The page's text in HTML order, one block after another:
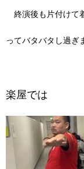
終演後も片付けて
ってバタバタし過ぎ
楽屋では